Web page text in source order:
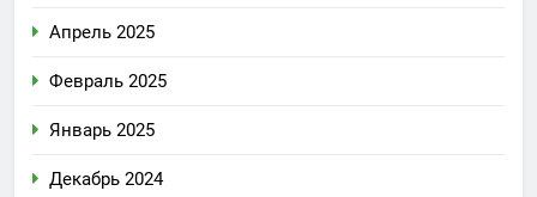
Апрель 2025
Февраль 2025
Январь 2025
Декабрь 2024